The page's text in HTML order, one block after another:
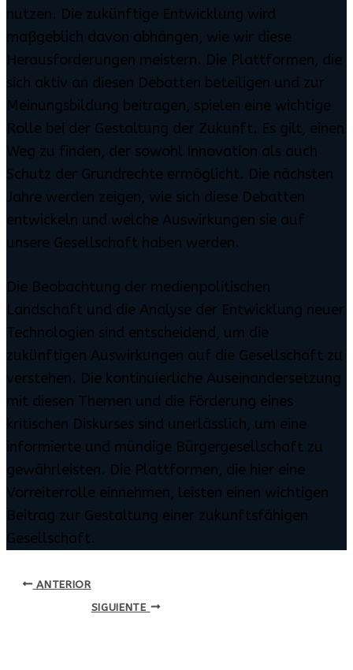
nutzen. Die zukünftige Entwicklung wird
maßgeblich davon abhängen, wie wir diese
Herausforderungen meistern. Die Plattformen, die
sich aktiv an diesen Debatten beteiligen und zur
Meinungsbildung beitragen, spielen eine wichtige
Rolle bei der Gestaltung der Zukunft. Es gilt, einen
Weg zu finden, der sowohl Innovation als auch
Schutz der Grundrechte ermöglicht. Die nächsten
Jahre werden zeigen, wie sich diese Debatten
entwickeln und welche Auswirkungen sie auf
unsere Gesellschaft haben werden.
Die Beobachtung der medienpolitischen
Landschaft und die Analyse der Entwicklung neuer
Technologien sind entscheidend, um die
zukünftigen Auswirkungen auf die Gesellschaft zu
verstehen. Die kontinuierliche Auseinandersetzung
mit diesen Themen und die Förderung eines
kritischen Diskurses sind unerlässlich, um eine
informierte und mündige Bürgergesellschaft zu
gewährleisten. Die Plattformen, die hier eine
Vorreiterrolle einnehmen, leisten einen wichtigen
Beitrag zur Gestaltung einer zukunftsfähigen
Gesellschaft.
ANTERIOR
SIGUIENTE